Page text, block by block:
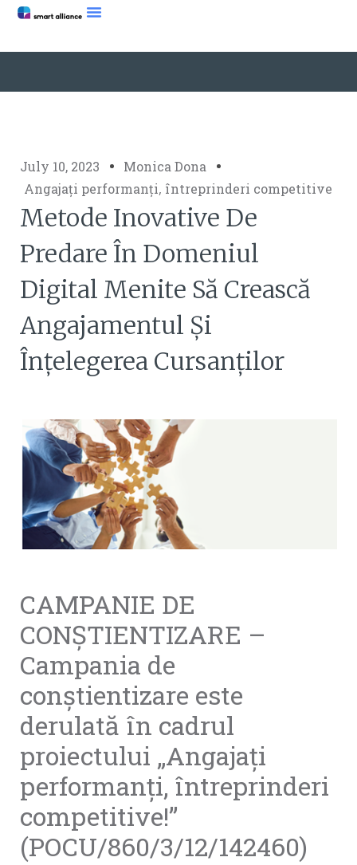
July 10, 2023
Monica Dona
Angajați performanți, întreprinderi competitive
Metode Inovative De
Predare În Domeniul
Digital Menite Să Crească
Angajamentul Și
Înțelegerea Cursanților
CAMPANIE DE
CONȘTIENTIZARE –
Campania de
conștientizare este
derulată în cadrul
proiectului „Angajați
performanți, întreprinderi
competitive!”
(POCU/860/3/12/142460)